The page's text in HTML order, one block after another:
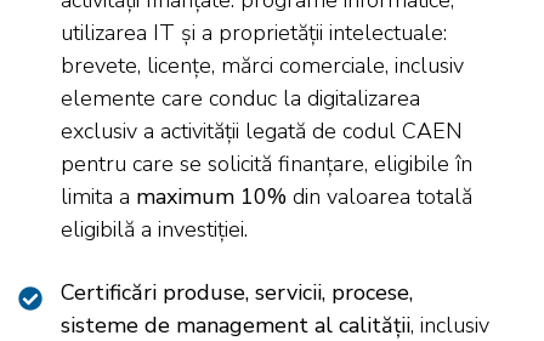
utilizarea IT și a proprietății intelectuale:
brevete, licențe, mărci comerciale, inclusiv
elemente care conduc la digitalizarea
exclusiv a activității legată de codul CAEN
pentru care se solicită finanțare, eligibile în
limita a maximum 10% din valoarea totală
eligibilă a investiției.
Certificări produse, servicii, procese,
sisteme de management al calității, inclusiv